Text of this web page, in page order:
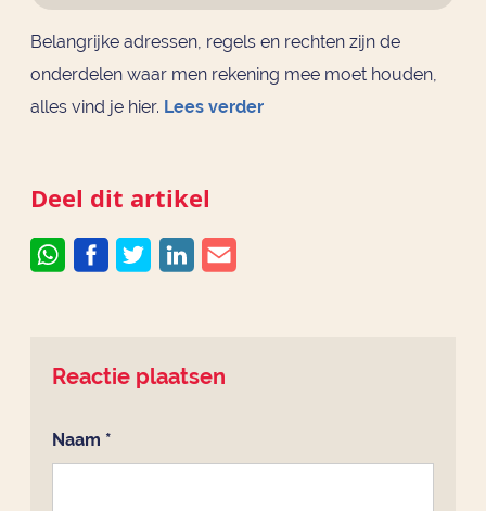
Belangrijke adressen, regels en rechten zijn de
onderdelen waar men rekening mee moet houden,
alles vind je hier. Lees verder
Deel dit artikel
Reactie plaatsen
Naam *